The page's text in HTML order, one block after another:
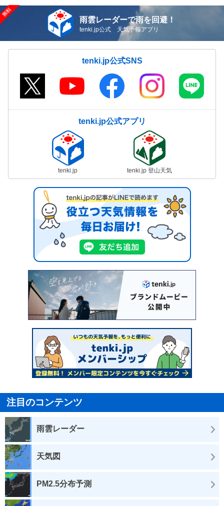
雨雲レーダーで雨を回避！
tenki.jp公式 天気予報アプリ
tenki.jp公式SNS
tenki.jp公式アプリ
tenki.jp tenki.jp 登山天気
注目のコンテンツ
雨雲レーダー
天気図
PM2.5分布予測